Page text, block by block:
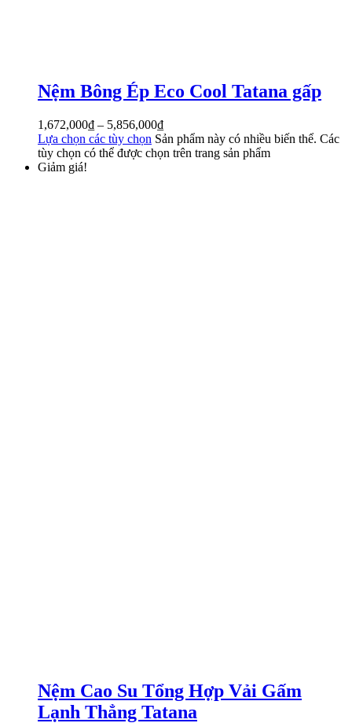
Nệm Bông Ép Eco Cool Tatana gấp
1,672,000₫ – 5,856,000₫
Lựa chọn các tùy chọn Sản phẩm này có nhiều biến thể. Các
tùy chọn có thể được chọn trên trang sản phẩm
Giảm giá!
Nệm Cao Su Tổng Hợp Vải Gấm
Lạnh Thẳng Tatana